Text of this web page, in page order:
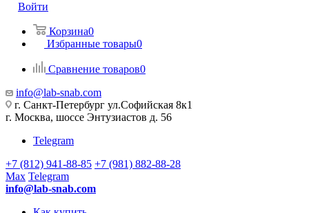
Войти
Корзина0
Избранные товары0
Сравнение товаров0
info@lab-snab.com
г. Санкт-Петербург ул.Софийская 8к1
г. Москва, шоссе Энтузиастов д. 56
Telegram
+7 (812) 941-88-85 +7 (981) 882-88-28
Max Telegram
info@lab-snab.com